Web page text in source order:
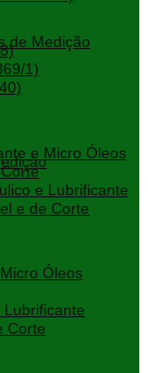
de Medição
e Micro Óleos
e Lubrificante
e de Corte
1)
Óleos
Corte